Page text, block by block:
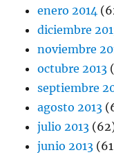
enero 2014
diciembre
noviembre
octubre 2013
septiembre
agosto 2013
julio 2013
junio 2013